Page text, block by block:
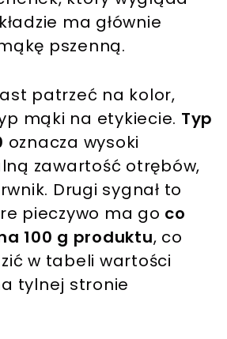
ma głównie
pszenną.
patrzeć na kolor,
mąki na etykiecie. Typ
oznacza wysoki
zawartość otrębów,
Drugi sygnał to
pieczywo ma go co
100 g produktu, co
w tabeli wartości
tylnej stronie